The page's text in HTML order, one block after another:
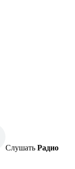
Слушать Радио